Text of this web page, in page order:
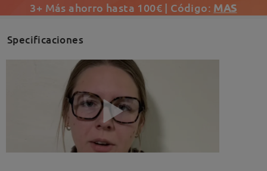
3+ Más ahorro hasta 100€ | Código: MAS
Specificaciones